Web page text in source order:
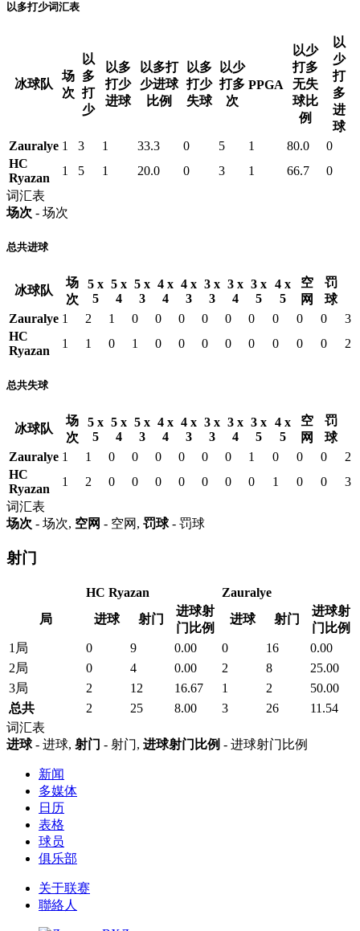
以多打少词汇表
冰球队
场
次
以
多
打
少
以多
打少
进球
以多打
少进球
比例
以多
打少
失球
以少
打多
次
PPGA
以少
打多
无失
球比
例
以
少
打
多
进
球
Zauralye 1 3 1 33.3 0 5 1 80.0
0
HC
Ryazan
1 5 1 20.0 0 3 1 66.7
0
词汇表
场次 - 场次
总共进球
冰球队
场
次
5 x
5
5 x
4
5 x
3
4 x
4
4 x
3
3 x
3
3 x
4
3 x
5
4 x
5
空
网
罚
球
Zauralye 1 2 1 0 0 0 0 0 0 0 0 0
3
HC
Ryazan
1 1 0 1 0 0 0 0 0 0 0 0 2
总共失球
冰球队
场
次
5 x
5
5 x
4
5 x
3
4 x
4
4 x
3
3 x
3
3 x
4
3 x
5
4 x
5
空
网
罚
球
Zauralye 1 1 0 0 0 0 0 0 1 0 0 0
2
HC
Ryazan
1 2 0 0 0 0 0 0 0 1 0 0
3
词汇表
场次 - 场次, 空网 - 空网, 罚球- 罚球
射门
HC Ryazan
Zauralye
局
进球 射门
进球射
门比例
进球 射门
进球射
门比例
1局
0 9 0.00 0 16
0.00
2局
0 4 0.00 2 8
25.00
3局
2 12 16.67 1 2
50.00
总共
2 25 8.00 3 26
11.54
词汇表
进球- 进球, 射门 - 射门, 进球射门比例 - 进球射门比例
新闻
多媒体
日历
表格
球员
俱乐部
关于联赛
聯絡人